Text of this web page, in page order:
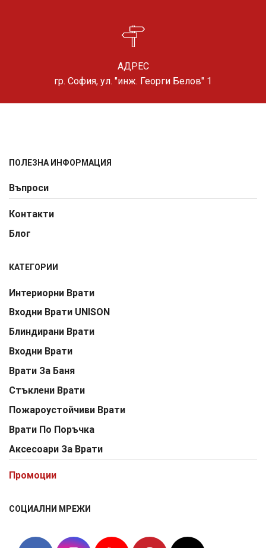
АДРЕС
гр. София, ул. "инж. Георги Белов" 1
ПОЛЕЗНА ИНФОРМАЦИЯ
Въпроси
Контакти
Блог
КАТЕГОРИИ
Интериорни Врати
Входни Врати UNISON
Блиндирани Врати
Входни Врати
Врати За Баня
Стъклени Врати
Пожароустойчиви Врати
Врати По Поръчка
Аксесоари За Врати
Промоции
СОЦИАЛНИ МРЕЖИ